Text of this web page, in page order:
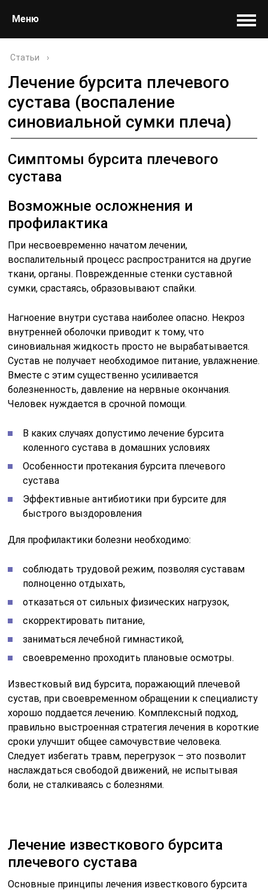
Меню
Статьи ›
Лечение бурсита плечевого
сустава (воспаление
синовиальной сумки плеча)
Симптомы бурсита плечевого
сустава
Возможные осложнения и
профилактика
При несвоевременно начатом лечении,
воспалительный процесс распространится на другие
ткани, органы. Поврежденные стенки суставной
сумки, срастаясь, образовывают спайки.
Нагноение внутри сустава наиболее опасно. Некроз
внутренней оболочки приводит к тому, что
синовиальная жидкость просто не вырабатывается.
Сустав не получает необходимое питание, увлажнение.
Вместе с этим существенно усиливается
болезненность, давление на нервные окончания.
Человек нуждается в срочной помощи.
В каких случаях допустимо лечение бурсита
коленного сустава в домашних условиях
Особенности протекания бурсита плечевого
сустава
Эффективные антибиотики при бурсите для
быстрого выздоровления
Для профилактики болезни необходимо:
соблюдать трудовой режим, позволяя суставам
полноценно отдыхать,
отказаться от сильных физических нагрузок,
скорректировать питание,
заниматься лечебной гимнастикой,
своевременно проходить плановые осмотры.
Известковый вид бурсита, поражающий плечевой
сустав, при своевременном обращении к специалисту
хорошо поддается лечению. Комплексный подход,
правильно выстроенная стратегия лечения в короткие
сроки улучшит общее самочувствие человека.
Следует избегать травм, перегрузок – это позволит
наслаждаться свободой движений, не испытывая
боли, не сталкиваясь с болезнями.
Лечение известкового бурсита
плечевого сустава
Основные принципы лечения известкового бурсита